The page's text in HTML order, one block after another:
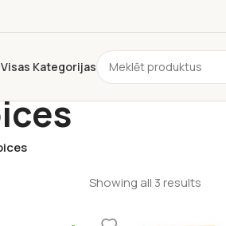
Visas Kategorijas
Showing all 3 results